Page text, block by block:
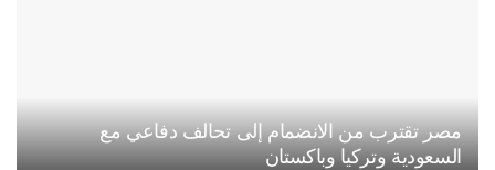
مصر تقترب من الانضمام إلى تحالف دفاعي مع
السعودية وتركيا وباكستان